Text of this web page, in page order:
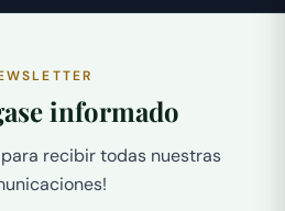
informado
para recibir todas nuestras